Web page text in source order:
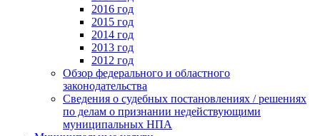
2016 год
2015 год
2014 год
2013 год
2012 год
Обзор федерального и областного
законодательства
Сведения о судебных постановлениях / решениях
по делам о признании недействующими
муниципальных НПА